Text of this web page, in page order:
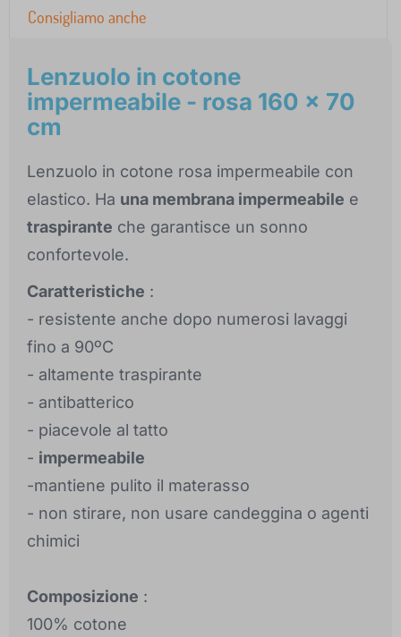
Consigliamo anche
Lenzuolo in cotone
impermeabile - rosa 160 x 70
cm
Lenzuolo in cotone rosa impermeabile con
elastico. Ha una membrana impermeabile e
traspirante che garantisce un sonno
confortevole.
Caratteristiche :
- resistente anche dopo numerosi lavaggi
fino a 90ºC
- altamente traspirante
- antibatterico
- piacevole al tatto
- impermeabile
-mantiene pulito il materasso
- non stirare, non usare candeggina o agenti
chimici
Composizione :
100% cotone